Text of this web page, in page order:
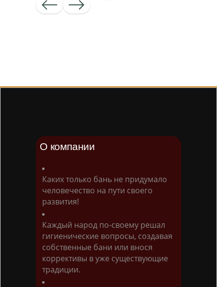
О компании
Каких только бань не придумало
человечество на пути своего
развития!
Каждый народ по-своему решал
гигиенические вопросы, создавая
собственные бани или внося
коррективы в уже существующие
традиции.